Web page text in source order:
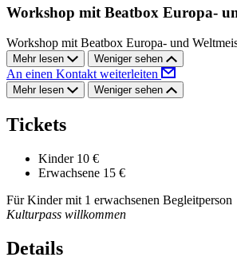
Workshop mit Beatbox Europa-
Workshop mit Beatbox Europa- und
Mehr lesen Weniger sehen
An einen Kontakt weiterleiten
Mehr lesen Weniger sehen
Tickets
Kinder 10 €
Erwachsene 15 €
Für Kinder mit 1 erwachsenen Begleitperson
Kulturpass willkommen
Details